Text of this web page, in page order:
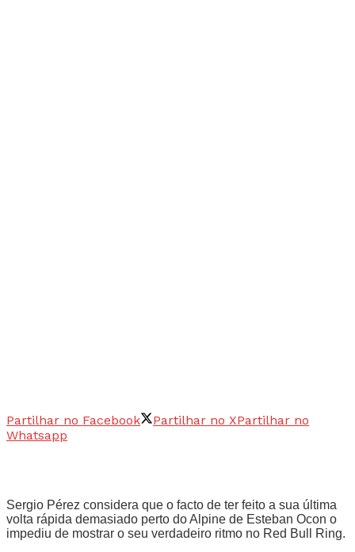
Partilhar no Facebook Partilhar no XPartilhar no
Whatsapp
Sergio Pérez considera que o facto de ter feito a sua última
volta rápida demasiado perto do Alpine de Esteban Ocon o
impediu de mostrar o seu verdadeiro ritmo no Red Bull Ring.